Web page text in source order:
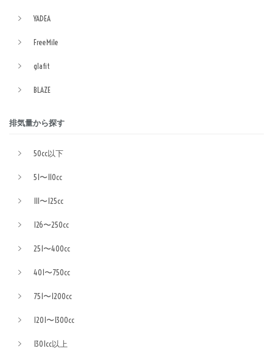
YADEA
FreeMile
glafit
BLAZE
排気量から探す
50cc以下
51〜110cc
111〜125cc
126〜250cc
251〜400cc
401〜750cc
751〜1200cc
1201〜1300cc
1301cc以上